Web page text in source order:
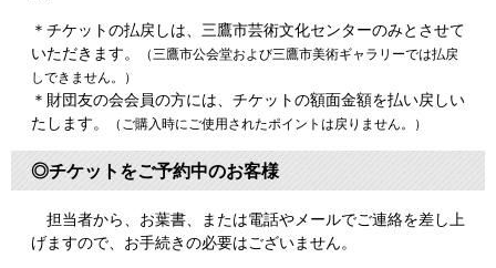
＊チケットの払戻しは、三鷹市芸術文化センターのみとさせて
いただきます。
（三鷹市公会堂および三鷹市美術ギャラリーでは払戻
しできません。）
＊財団友の会会員の方には、チケットの額面金額を払い戻しい
たします。
（ご購入時にご使用されたポイントは戻りません。）
◎チケットをご予約中のお客様
担当者から、お葉書、または電話やメールでご連絡を差し上
げますので、お手続きの必要はございません。